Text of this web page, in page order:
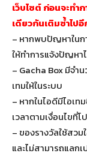
เว็บไซต์ ก่อนจะทำ
เดียวกันเติมซ้ำไป
– หากพบปัญหาในก
ให้ทำการแจ้งปัญหา
– Gacha Box มีจำ
เทมให้ในระบบ
– หากในไอดีมีไอเ
เวลาตามเงื่อนไขที่
– ของรางวัลใช้สว
และไม่สามารถแลก